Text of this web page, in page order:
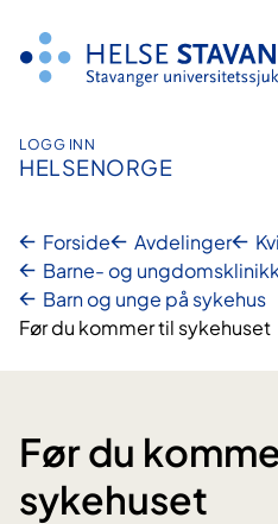
innhold
LOGG INN
HELSENORGE
Forside Avdelinger
Barne- og
Barn og unge på sykehus
Før du kommer til sykehuset
Før du
sykehuset